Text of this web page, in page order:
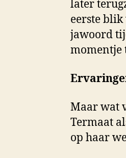
later
eerste
jawoord
momentje
Maar wat
Termaat
op haar